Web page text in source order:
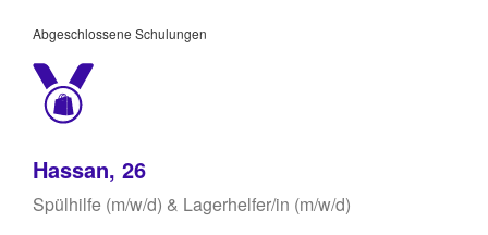
Abgeschlossene Schulungen
Hassan, 26
Spülhilfe (m/w/d) & Lagerhelfer/in (m/w/d)